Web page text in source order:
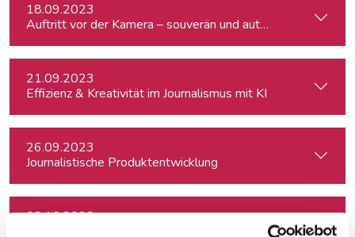
18.09.2023
Auftritt vor der Kamera – souverän und authentisch
21.09.2023
Effizienz & Kreativität im Journalismus mit KI
26.09.2023
Journalistische Produktentwicklung
02.10.2023